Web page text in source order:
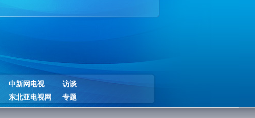
中新网电视
访谈
东北亚电视网
专题